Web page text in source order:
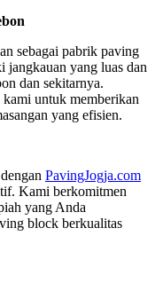
sebagai pabrik paving
yang luas dan
dan sekitarnya.
untuk memberikan
yang efisien.
PavingJogja.com
Kami berkomitmen
yang Anda
block berkualitas